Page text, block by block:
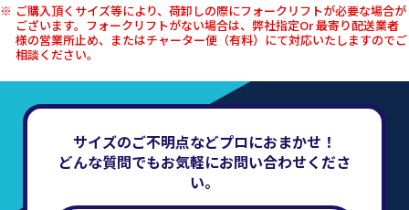
ご購入頂くサイズ等により、荷卸しの際にフォークリフトが必要な場合が
ございます。フォークリフトがない場合は、弊社指定Or 最寄り配送業者
様の営業所止め、またはチャーター便（有料）にて対応いたしますのでご
相談ください。
サイズのご不明点などプロにおまかせ！
どんな質問でもお気軽にお問い合わせくださ
い。